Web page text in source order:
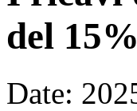
del
Date: